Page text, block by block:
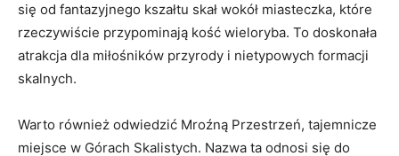
się od fantazyjnego kszałtu skał wokół⁣ miasteczka, które
rzeczywiście przypominają kość ​wieloryba. To doskonała
atrakcja dla miłośników przyrody i ‌nietypowych formacji
skalnych.
Warto również odwiedzić Mroźną Przestrzeń, tajemnicze
miejsce w Górach Skalistych. Nazwa ta odnosi się do